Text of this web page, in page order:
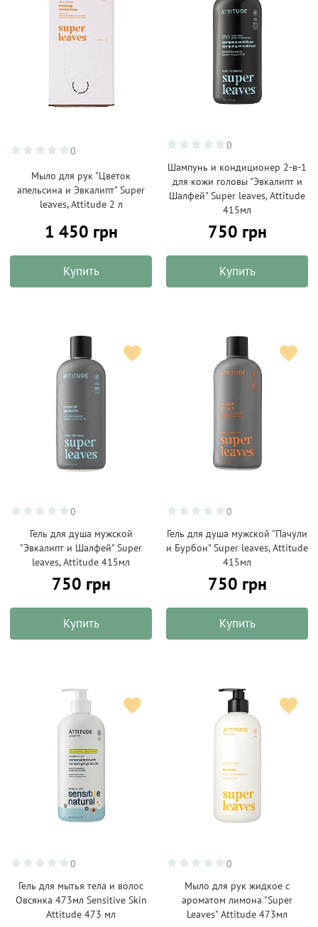
0
Мыло для рук "Цветок
апельсина и Эвкалипт" Super
leaves, Attitude 2 л
1 450 грн
Купить
0
Шампунь и кондиционер 2-в-1
для кожи головы "Эвкалипт и
Шалфей" Super leaves, Attitude
415мл
750 грн
Купить
0
Гель для душа мужской
"Эвкалипт и Шалфей" Super
leaves, Attitude 415мл
750 грн
Купить
0
Гель для душа мужской "Пачули
и Бурбон" Super leaves, Attitude
415мл
750 грн
Купить
0
Гель для мытья тела и волос
Овсянка 473мл Sensitive Skin
Attitude 473 мл
0
Мыло для рук жидкое с
ароматом лимона "Super
Leaves" Attitude 473мл